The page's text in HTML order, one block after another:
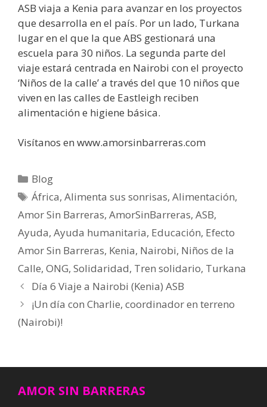
ASB viaja a Kenia para avanzar en los proyectos
que desarrolla en el país. Por un lado, Turkana
lugar en el que la que ABS gestionará una
escuela para 30 niños. La segunda parte del
viaje estará centrada en Nairobi con el proyecto
‘Niños de la calle’ a través del que 10 niños que
viven en las calles de Eastleigh reciben
alimentación e higiene básica.
Visítanos en www.amorsinbarreras.com
Blog
África,Alimenta sus sonrisas,Alimentación,
Amor Sin Barreras, AmorSinBarreras, ASB,
Ayuda, Ayuda humanitaria, Educación, Efecto
Amor Sin Barreras, Kenia, Nairobi, Niños de la
Calle, ONG, Solidaridad, Tren solidario, Turkana
Día 6 Viaje a Nairobi (Kenia) ASB
¡Un día con Charlie, coordinador en terreno
(Nairobi)!
AMOR SIN BARRERAS